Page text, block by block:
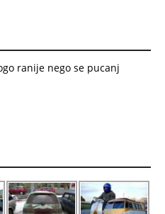
ranije nego se pucanj